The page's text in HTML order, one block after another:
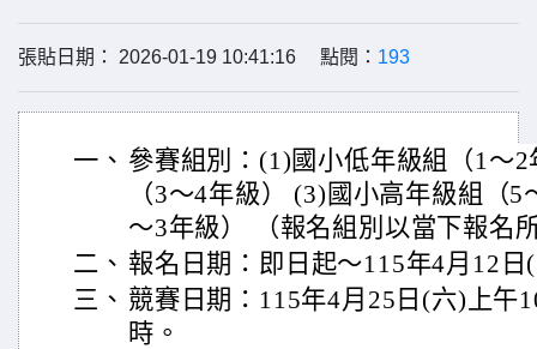
張貼日期： 2026-01-19 10:41:16 點閱： 193
一、 參賽組別：(1)國小低年級組（1～
（3～4年級） (3)國小高年級組（
～3年級） （報名組別以當下報名
二、 報名日期：即日起～115年4月12日
三、 競賽日期：115年4月25日(六)上午
時。